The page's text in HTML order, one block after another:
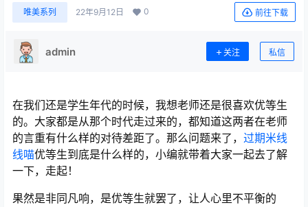
唯美系列 22年9月12日 0 前往下载
admin 关注 私信
在我们还是学生年代的时候，我想老师还是很喜欢优等生
的。大家都是从那个时代走过来的，都知道这两者在老师
的言重有什么样的对待差距了。那么问题来了， 过期米线
线喵优等生到底是什么样的，小编就带着大家一起去了解
一下，走起！
果然是非同凡响，是优等生就罢了，让人心里不平衡的